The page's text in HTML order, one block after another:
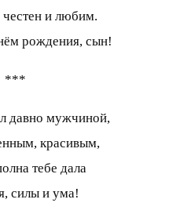
честен и любим.
рождения, сын!
***
давно мужчиной,
красивым,
тебе дала
силы и ума!